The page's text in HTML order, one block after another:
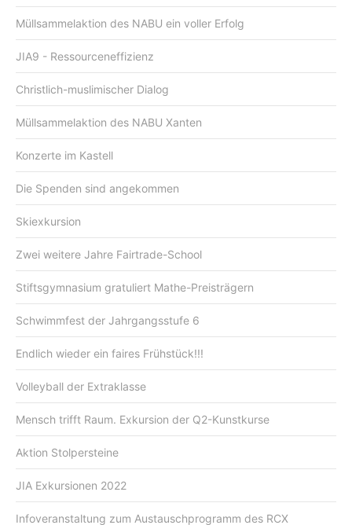
Müllsammelaktion des NABU ein voller Erfolg
JIA9 - Ressourceneffizienz
Christlich-muslimischer Dialog
Müllsammelaktion des NABU Xanten
Konzerte im Kastell
Die Spenden sind angekommen
Skiexkursion
Zwei weitere Jahre Fairtrade-School
Stiftsgymnasium gratuliert Mathe-Preisträgern
Schwimmfest der Jahrgangsstufe 6
Endlich wieder ein faires Frühstück!!!
Volleyball der Extraklasse
Mensch trifft Raum. Exkursion der Q2-Kunstkurse
Aktion Stolpersteine
JIA Exkursionen 2022
Infoveranstaltung zum Austauschprogramm des RCX